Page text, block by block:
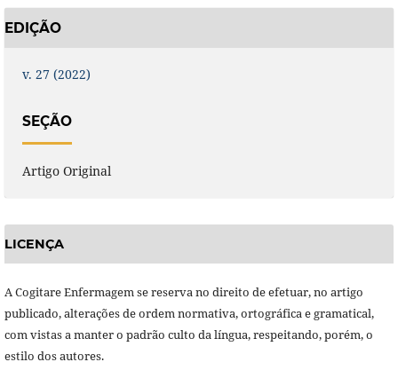
EDIÇÃO
v. 27 (2022)
SEÇÃO
Artigo Original
LICENÇA
A Cogitare Enfermagem se reserva no direito de efetuar, no artigo
publicado, alterações de ordem normativa, ortográfica e gramatical,
com vistas a manter o padrão culto da língua, respeitando, porém, o
estilo dos autores.